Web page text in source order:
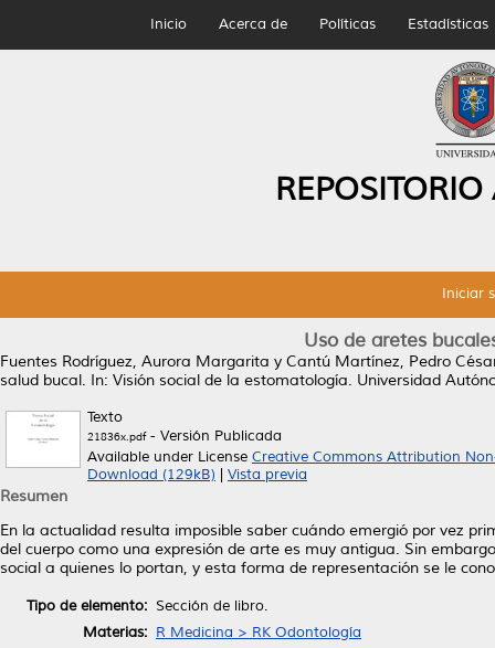
Inicio Acerca de Políticas Estadísticas
Iniciar
Uso de aretes
Fuentes Rodríguez, Aurora Margarita y Cantú Martínez, Pedro
salud bucal. In: Visión social de la estomatología. Universidad
Texto
21836x.pdf- Versión Publicada
Available under License Creative Commons Attribution
Download (129kB)
Vista previa
Resumen
En la actualidad resulta imposible saber cuándo emergió por vez
del cuerpo como una expresión de arte es muy antigua. Sin
social a quienes lo portan, y esta forma de representación se le
Tipo de elemento: Sección de libro.
Materias: R Medicina > RK Odontología